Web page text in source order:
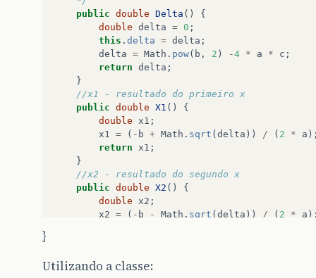
public double Delta ()
{
double delta = 0 ;
this . delta = delta ;
delta = Math . pow( b , 2 ) -4 * a * c ;
return delta ;
}
//x1 - resultado do primeiro x
public double X1 ()
{
double x1 ;
x1 = ( - b + Math . sqrt ( delta )) / ( 2 * a
return x1 ;
}
//x2 - resultado do segundo x
public double X2 ()
{
double x2 ;
x2 = ( - b - Math . sqrt ( delta )) / ( 2 * a
}
Utilizando a classe: